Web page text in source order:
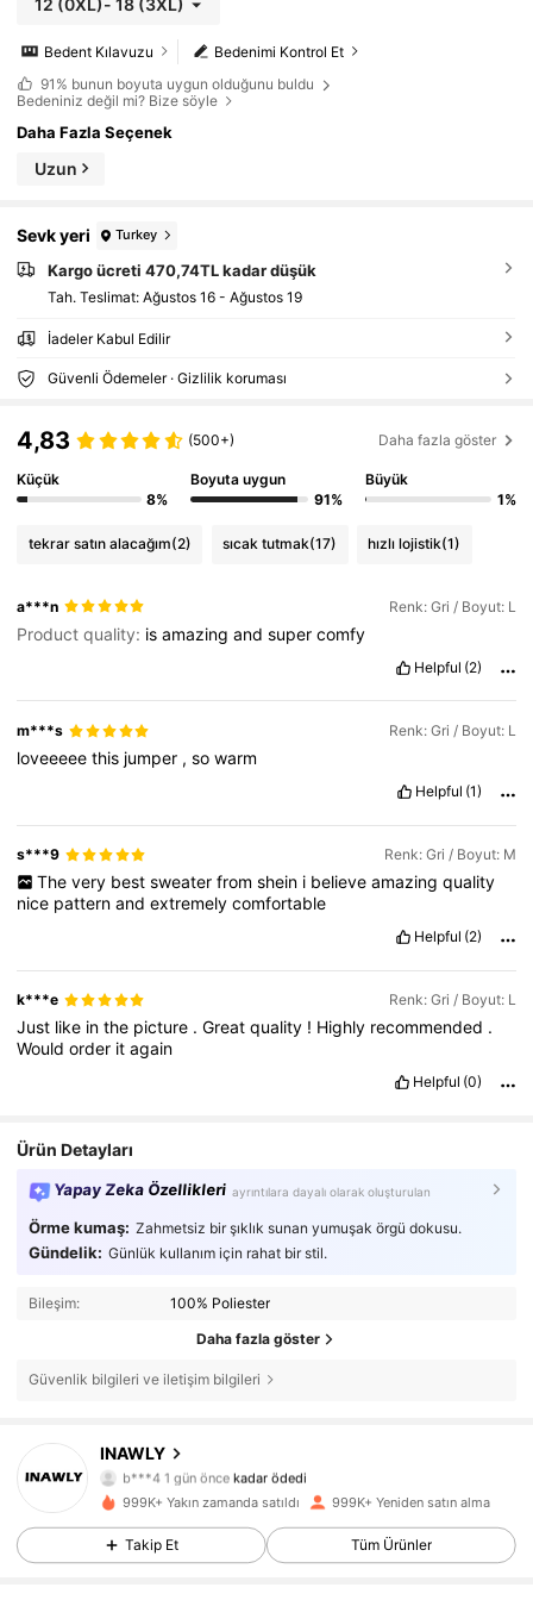
Bedenimi Kontrol Et
Bedent Kılavuzu
91% bunun boyuta uygun olduğunu buldu
Bedeniniz değil mi? Bize söyle
Daha Fazla Seçenek
Uzun
Sevk yeri Turkey
Kargo ücreti 470,74TL kadar düşük
Tah. Teslimat: Ağustos 16 - Ağustos 19
İadeler Kabul Edilir
Güvenli Ödemeler · Gizlilik koruması
4,83 (500+) Daha fazla göster
Küçük
8%
Boyuta uygun
91%
Büyük
1%
tekrar satın alacağım(2) sıcak tutmak(17) hızlı lojistik(1)
a***n Renk: Gri / Boyut: L
Product quality: isamazingandsupercomfy
Helpful (2)
m***s Renk: Gri / Boyut: L
loveeeeethis jumper ,sowarm
Helpful (1)
s***9 Renk: Gri / Boyut: M
The very best sweater from shein i believe amazing quality
nice patternandextremelycomfortable
Helpful (2)
k***e Renk: Gri / Boyut: L
Just like inthe picture .Greatquality ! Highly recommended .
Wouldorder itagain
Helpful (0)
Ürün Detayları
Yapay Zeka Özellikleri ayrıntılara dayalı olarak oluşturulan
Örme kumaş: Zahmetsiz bir şıklık sunan yumuşak örgü dokusu.
Gündelik: Günlük kullanım için rahat bir stil.
Bileşim: 100% Poliester
Daha fazla göster
Güvenlik bilgileri ve iletişim bilgileri
INAWLY
b***4
1 gün önce
m***z 3 saat önce'i takip etti
999K+ Yakın zamanda satıldı 999K+ Yeniden satın alma
Takip Et Tüm Ürünler